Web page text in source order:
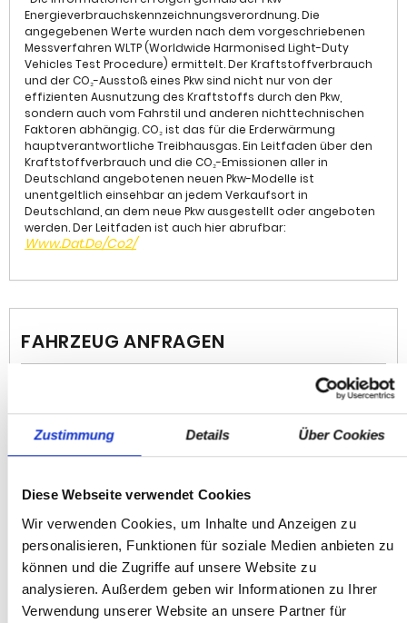
Zustimmung Details Über Cookies
Diese Webseite verwendet Cookies
Wir verwenden Cookies, um Inhalte und Anzeigen zu
personalisieren, Funktionen für soziale Medien anbieten zu
können und die Zugriffe auf unsere Website zu
analysieren. Außerdem geben wir Informationen zu Ihrer
Verwendung unserer Website an unsere Partner für
Kontrollsystem, Geschwindigkeits-Regelanlage
(Tempomat), Getriebe Automatik - mit Start-/Stop (6-
Stufen), Schadstoffarm nach Abgasnorm Euro 6e,
Scheinwerfer LED Eco, Airbag Fahrer-/Beifahrerseite,
Anti-Blockier-System (ABS), Rücksitz geteilt / klappbar,
Tagfahrlicht LED, Seitenairbag vorn, Wegfahrsperre,
Kopf-Airbag-System, Fensterheber elektrisch vorn und
hinten, One-Touch-Funktion, 12V-Steckdose,
Antriebsart: Frontantrieb, Audiobedienung am Lenkrad,
Berg-Anfahr-Assistent - HSA Hill Start Assist,
Bremsassistent, DAB-Tuner (Radioempfang digital),
Dach in Wagenfarbe, Elektron. Stabilitäts-Programm,
Fernlichtassistent, Kopfstützen hinten, Lederlenkrad - 3
Speichen, Mineraleffekt-Lackierung, Motor 1,2 Ltr. - 96
hinten abgedunkelt (Solar-Protect)
• Änderungen, Zwischenverkauf und Irrtümer
vorbehalten.
Die im Inserat gemachten Angaben sind unverbindliche
Eigenschaften dar.
Der Verkäufer haftet nicht für Irrtürmer, Eingabefehler
---- quality by dotzilla
Energieverbrauchskennzeichnungsverordnung. Die
angegebenen Werte wurden nach dem vorgeschriebenen
Messverfahren WLTP (Worldwide Harmonised Light-Duty
Vehicles Test Procedure) ermittelt. Der Kraftstoffverbrauch
und der CO₂-Ausstoß eines Pkw sind nicht nur von der
effizienten Ausnutzung des Kraftstoffs durch den Pkw,
sondern auch vom Fahrstil und anderen nichttechnischen
Faktoren abhängig. CO₂ ist das für die Erderwärmung
hauptverantwortliche Treibhausgas. Ein Leitfaden über den
Kraftstoffverbrauch und die CO₂-Emissionen aller in
Deutschland angebotenen neuen Pkw-Modelle ist
unentgeltlich einsehbar an jedem Verkaufsort in
Deutschland, an dem neue Pkw ausgestellt oder angeboten
werden. Der Leitfaden ist auch hier abrufbar:
Www.dat.de/co2/
FAHRZEUG ANFRAGEN
Standort
Auto & Service GmbH
Gablonzerstraße 9
Mo-Fr: 7:00 - 18:00 Uhr
Sa: 8:00 - 12:00 Uhr
Ansprechpartner